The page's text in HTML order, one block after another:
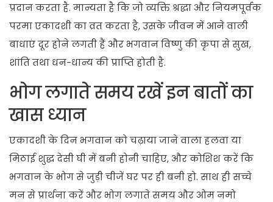
प्रदान करता है. मान्यता है कि जो व्यक्ति श्रद्धा और नियमपूर्वक
परमा एकादशी का व्रत करता है, उसके जीवन में आने वाली
बाधाएं दूर होने लगती हैं और भगवान विष्णु की कृपा से सुख,
शांति तथा धन-धान्य की प्राप्ति होती है.
भोग लगाते समय रखें इन बातों का
खास ध्यान
एकादशी के दिन भगवान को चढ़ाया जाने वाला हलवा या
मिठाई शुद्ध देसी घी में बनी होनी चाहिए, और कोशिश करें कि
भगवान के भोग से जुड़ी चीजें घर पर ही बनी हो. साथ ही सच्चे
मन से प्रार्थना करें और भोग लगाते समय और ओम नमो